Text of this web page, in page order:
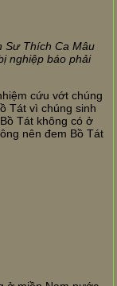
Sư Thích Ca Mâu
nghiệp báo phải
cứu vớt chúng
Tát vì chúng sinh
Tát không có ở
nên đem Bồ Tát